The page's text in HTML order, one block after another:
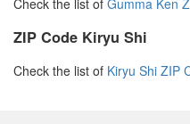
ZIP Code Kiryu Shi
Check the list of Kiryu Shi ZIP